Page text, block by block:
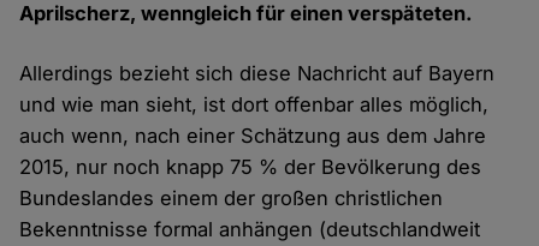
Aprilscherz, wenngleich für einen verspäteten.
Allerdings bezieht sich diese Nachricht auf Bayern
und wie man sieht, ist dort offenbar alles möglich,
auch wenn, nach einer Schätzung aus dem Jahre
2015, nur noch knapp 75 % der Bevölkerung des
Bundeslandes einem der großen christlichen
Bekenntnisse formal anhängen (deutschlandweit